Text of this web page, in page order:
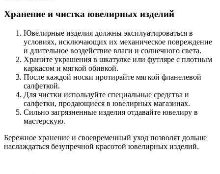
Хранение и чистка ювелирных изделий
Ювелирные изделия должны эксплуатироваться в
условиях, исключающих их механическое повреждение
и длительное воздействие влаги и солнечного света.
Храните украшения в шкатулке или футляре с плотным
каркасом и мягкой обивкой.
После каждой носки протирайте мягкой фланелевой
салфеткой.
Для чистки используйте специальные средства и
салфетки, продающиеся в ювелирных магазинах.
Сильно загрязненные изделия отдавайте ювелиру в
мастерскую.
Бережное хранение и своевременный уход позволят дольше
наслаждаться безупречной красотой ювелирных изделий.